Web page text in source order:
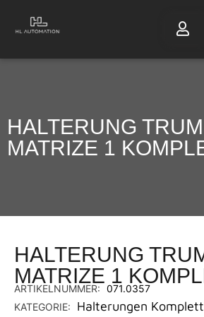
HALTERUNG
MATRIZE 1
HALTERUNG
MATRIZE 1
ARTIKELNUMMER: 071.0357
KATEGORIE:
Halterungen